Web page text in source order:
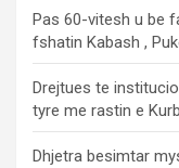
Pas 60-vitesh u be
fshatin Kabash ,
Drejtues te
tyre me rastin e
Dhjetra besimtar